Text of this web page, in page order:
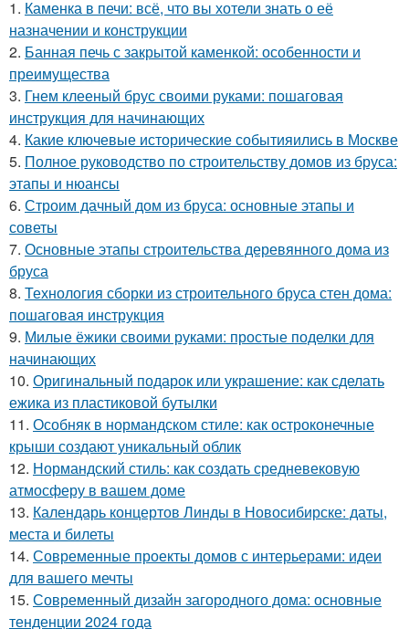
1. Каменка в печи: всё, что вы хотели знать о её
назначении и конструкции
2. Банная печь с закрытой каменкой: особенности и
преимущества
3. Гнем клееный брус своими руками: пошаговая
инструкция для начинающих
4. Какие ключевые исторические событияились в Москве
5. Полное руководство по строительству домов из бруса:
этапы и нюансы
6. Строим дачный дом из бруса: основные этапы и
советы
7. Основные этапы строительства деревянного дома из
бруса
8. Технология сборки из строительного бруса стен дома:
пошаговая инструкция
9. Милые ёжики своими руками: простые поделки для
начинающих
10. Оригинальный подарок или украшение: как сделать
ежика из пластиковой бутылки
11. Особняк в нормандском стиле: как остроконечные
крыши создают уникальный облик
12. Нормандский стиль: как создать средневековую
атмосферу в вашем доме
13. Календарь концертов Линды в Новосибирске: даты,
места и билеты
14. Современные проекты домов с интерьерами: идеи
для вашего мечты
15. Современный дизайн загородного дома: основные
тенденции 2024 года